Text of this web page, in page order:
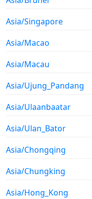
Asia/Singapore
Asia/Macao
Asia/Macau
Asia/Ujung_Pandang
Asia/Ulaanbaatar
Asia/Ulan_Bator
Asia/Chongqing
Asia/Chungking
Asia/Hong_Kong